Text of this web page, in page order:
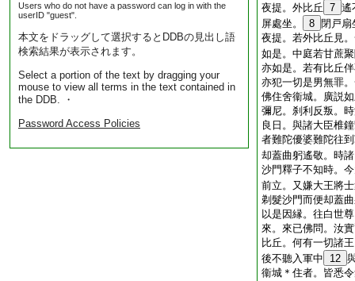
Users who do not have a password can log in with the
userID "guest".
本文をドラッグして選択するとDDBの見出し語
検索結果が表示されます。
Select a portion of the text by dragging your
mouse to view all terms in the text contained in
the DDB. ・
Password Access Policies
夜提。外比丘 7 遙
屏處坐。
8 閉戸扇
夜提。若外比丘見
如是。中庭若甘蔗
亦如是。若有比丘
亦犯一切是男無罪
佛住舍衞城。廣説
彌尼。刹利反叛。
良日。與諸大臣椎
者難陀優婆難陀往
却蓋曲躬遙敬。時
沙門釋子不知時。
前立。又嫌大王將
剃髮沙門而便却蓋
以是因縁。往白世
來。來已佛問。汝
比丘。何有一切諸
後不聽入軍中
12
衞城＊住者。皆悉